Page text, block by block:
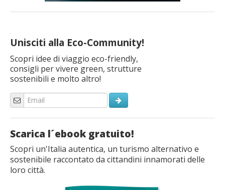
Unisciti alla Eco-Community!
Scopri idee di viaggio eco-friendly,
consigli per vivere green, strutture
sostenibili e molto altro!
Scarica l´ebook gratuito!
Scopri un'Italia autentica, un turismo alternativo e
sostenibile raccontato da cittandini innamorati delle
loro città.